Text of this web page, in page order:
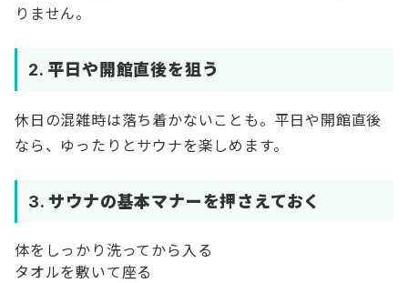
りません。
2. 平日や開館直後を狙う
休日の混雑時は落ち着かないことも。平日や開館直後
なら、ゆったりとサウナを楽しめます。
3.サウナの基本マナーを押さえておく
体をしっかり洗ってから入る
タオルを敷いて座る